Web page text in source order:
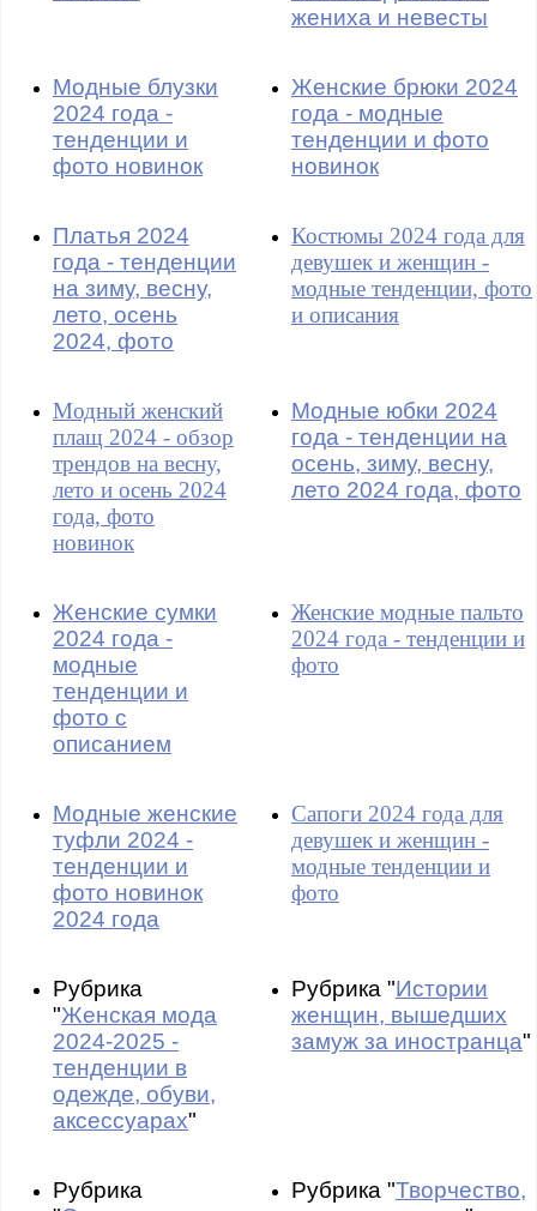
жениха и невесты
Модные блузки
2024 года -
тенденции и
фото новинок
Женские брюки 2024
года - модные
тенденции и фото
новинок
Платья 2024
года - тенденции
на зиму, весну,
лето, осень
2024, фото
Костюмы 2024 года для
девушек и женщин -
модные тенденции, фото
и описания
Модный женский
плащ 2024 - обзор
трендов на весну,
лето и осень 2024
года, фото
новинок
Модные юбки 2024
года - тенденции на
осень, зиму, весну,
лето 2024 года, фото
Женские сумки
2024 года -
модные
тенденции и
фото с
описанием
Женские модные пальто
2024 года - тенденции и
фото
Модные женские
туфли 2024 -
тенденции и
фото новинок
2024 года
Сапоги 2024 года для
девушек и женщин -
модные тенденции и
фото
Рубрика
"Женская мода
2024-2025 -
тенденции в
одежде, обуви,
аксессуарах"
Рубрика "Истории
женщин, вышедших
замуж за иностранца"
Рубрика
Рубрика "Творчество,